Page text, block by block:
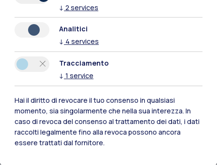
Polimi Community
Tutti i siti dell’ecosistema
Residenze Frontiere
↓ 2 services
Analitici
↓ 4 services
Tracciamento
↓ 1 service
Hai il diritto di revocare il tuo consenso in qualsiasi
momento, sia singolarmente che nella sua interezza. In
caso di revoca del consenso al trattamento dei dati, i dati
raccolti legalmente fino alla revoca possono ancora
essere trattati dal fornitore.